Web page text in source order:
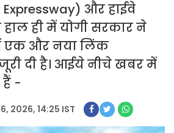
और हाईवे
हाल ही में योगी सरकार ने
और नया लिंक
दी है। आईये नीचे खबर में
हैं -
2026, 14:25 IST